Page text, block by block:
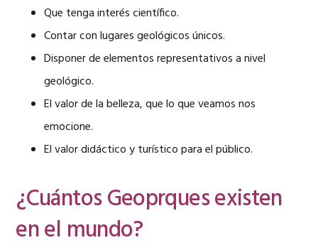
Que tenga interés científico.
Contar con lugares geológicos únicos.
Disponer de elementos representativos a nivel
geológico.
El valor de la belleza, que lo que veamos nos
emocione.
El valor didáctico y turístico para el público.
¿Cuántos Geoprques existen
en el mundo?